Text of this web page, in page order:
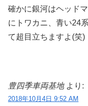
確かに銀河はヘッド
にトワカニ、青い24
て超目立ちますよ(笑)
豊四季車両基地 より:
2018年10月4日 9:52 AM